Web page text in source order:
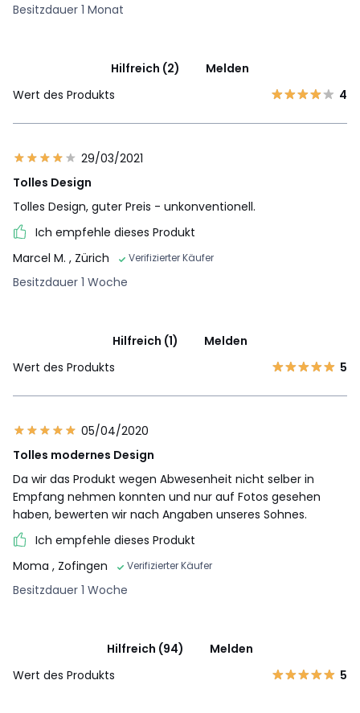
Besitzdauer 1 Monat
Hilfreich (2)
Melden
Wert des Produkts
4
29/03/2021
Tolles Design
Tolles Design, guter Preis - unkonventionell.
Ich empfehle dieses Produkt
Marcel M. , Zürich Verifizierter Käufer
Besitzdauer 1 Woche
Hilfreich (1)
Melden
Wert des Produkts
5
05/04/2020
Tolles modernes Design
Da wir das Produkt wegen Abwesenheit nicht selber in
Empfang nehmen konnten und nur auf Fotos gesehen
haben, bewerten wir nach Angaben unseres Sohnes.
Ich empfehle dieses Produkt
Moma , Zofingen Verifizierter Käufer
Besitzdauer 1 Woche
Hilfreich (94)
Melden
Wert des Produkts
5